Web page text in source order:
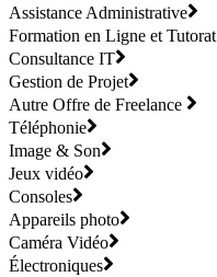
Assistance Administrative
Formation en Ligne et Tutorat
Consultance IT
Gestion de Projet
Autre Offre de Freelance
Téléphonie
Image & Son
Jeux vidéo
Consoles
Appareils photo
Caméra Vidéo
Électroniques